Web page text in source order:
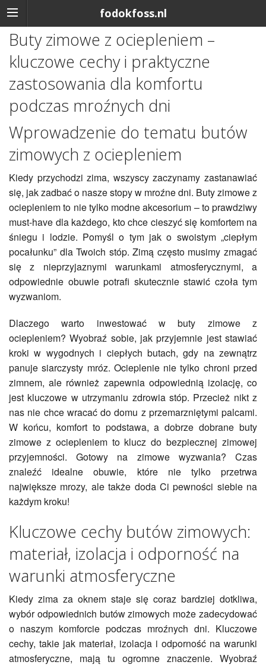
fodokfoss.nl
Buty zimowe z ociepleniem –
kluczowe cechy i praktyczne
zastosowania dla komfortu
podczas mroźnych dni
Wprowadzenie do tematu butów
zimowych z ociepleniem
Kiedy przychodzi zima, wszyscy zaczynamy zastanawiać
się, jak zadbać o nasze stopy w mroźne dni. Buty zimowe z
ociepleniem to nie tylko modne akcesorium – to prawdziwy
must-have dla każdego, kto chce cieszyć się komfortem na
śniegu i lodzie. Pomyśl o tym jak o swoistym „ciepłym
pocałunku” dla Twoich stóp. Zimą często musimy zmagać
się z nieprzyjaznymi warunkami atmosferycznymi, a
odpowiednie obuwie potrafi skutecznie stawić czoła tym
wyzwaniom.
Dlaczego warto inwestować w buty zimowe z
ociepleniem? Wyobraź sobie, jak przyjemnie jest stawiać
kroki w wygodnych i ciepłych butach, gdy na zewnątrz
panuje siarczysty mróz. Ocieplenie nie tylko chroni przed
zimnem, ale również zapewnia odpowiednią izolację, co
jest kluczowe w utrzymaniu zdrowia stóp. Przecież nikt z
nas nie chce wracać do domu z przemarzniętymi palcami.
W końcu, komfort to podstawa, a dobrze dobrane buty
zimowe z ociepleniem to klucz do bezpiecznej zimowej
przyjemności. Gotowy na zimowe wyzwania? Czas
znaleźć idealne obuwie, które nie tylko przetrwa
największe mrozy, ale także doda Ci pewności siebie na
każdym kroku!
Kluczowe cechy butów zimowych:
materiał, izolacja i odporność na
warunki atmosferyczne
Kiedy zima za oknem staje się coraz bardziej dotkliwa,
wybór odpowiednich butów zimowych może zadecydować
o naszym komforcie podczas mroźnych dni. Kluczowe
cechy, takie jak materiał, izolacja i odporność na warunki
atmosferyczne, mają tu ogromne znaczenie. Wyobraź